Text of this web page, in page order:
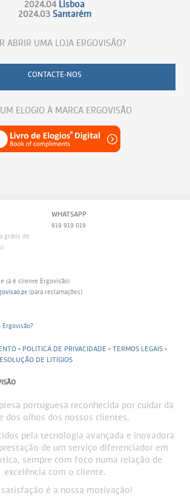
2024.04 Lisboa
2024.03 Santarém
ABRIR UMA LOJA ERGOVISÃO?
CONTACTE-NOS
ELOGIO À MARCA ERGOVISÃO
grátis de
WHATSAPP
919 919 019
já é cliente Ergovisão)
(para reclamações)
- POLITICA DE PRIVACIDADE - TERMOS LEGAIS -
DE LITÍGIOS
portuguesa reconhecida por cuidar da
dos olhos dos nossos clientes.
pela tecnologia avançada e inovadora
de um serviço diferenciador em
sempre com foco numa relação de
excelência com o cliente.
satisfação é a nossa motivação!